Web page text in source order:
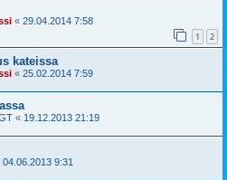
« 29.04.2014 7:58
1 2
kateissa
« 25.02.2014 7:59
« 19.12.2013 21:19
04.06.2013 9:31